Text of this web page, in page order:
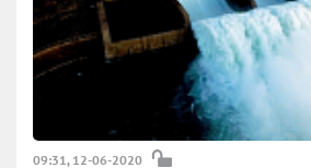
09:31, 12-06-2020